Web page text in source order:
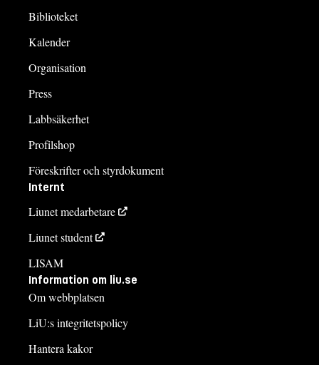
Biblioteket
Kalender
Organisation
Press
Labbsäkerhet
Profilshop
Föreskrifter och styrdokument
Internt
Liunet medarbetare
Liunet student
LISAM
Information om liu.se
Om webbplatsen
LiU:s integritetspolicy
Hantera kakor